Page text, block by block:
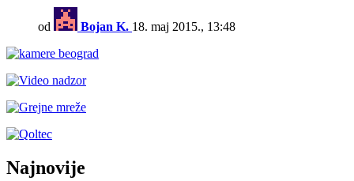
od Bojan K. 18. maj 2015., 13:48
Najnovije